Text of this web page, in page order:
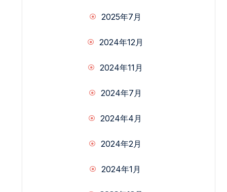
2025年7月
2024年12月
2024年11月
2024年7月
2024年4月
2024年2月
2024年1月